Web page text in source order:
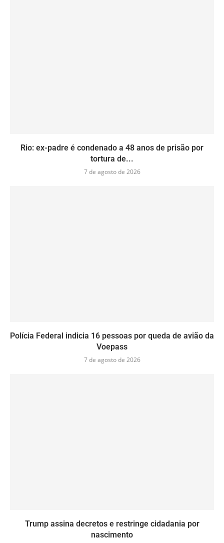
Rio: ex-padre é condenado a 48 anos de prisão por
tortura de...
7 de agosto de 2026
Polícia Federal indicia 16 pessoas por queda de avião da
Voepass
7 de agosto de 2026
Trump assina decretos e restringe cidadania por
nascimento